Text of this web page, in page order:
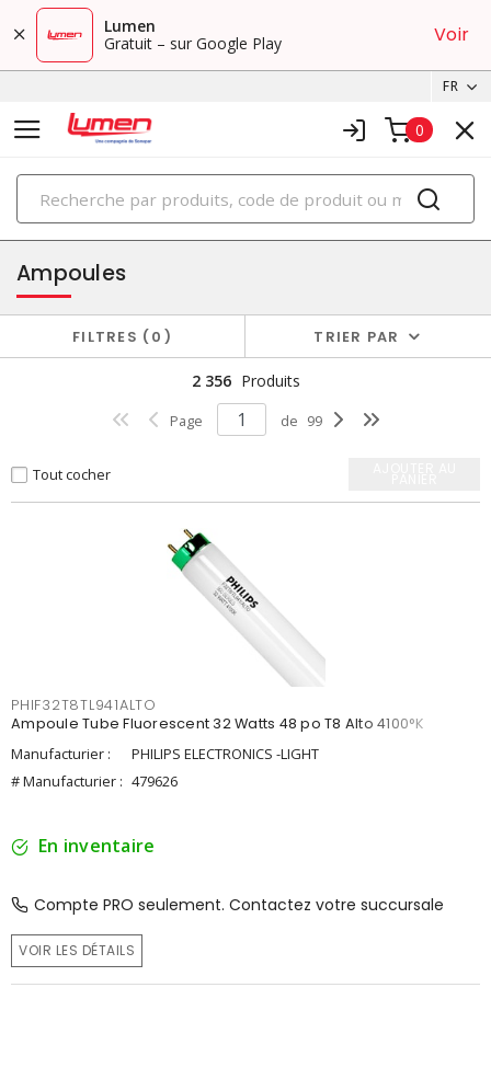
Lumen
Gratuit – sur Google Play
Voir
FR
0
PRODUITS
éclairage
Ampoules
FILTRES 0 TRIER PAR
2 356 Produits
Page de 99
Tout cocher
PHIF32T8TL941ALTO
Ampoule Tube Fluorescent 32 Watts 48 po T8 Alto 4100°K
Manufacturier :
PHILIPS ELECTRONICS -LIGHT
# Manufacturier : 479626
En inventaire
Compte PRO seulement. Contactez votre succursale
VOIR LES DÉTAILS